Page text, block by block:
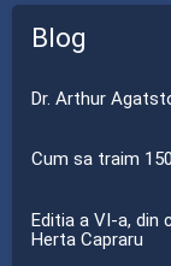
Blog
Dr. Arthur
Cum sa traim
Editia a VI-a, din
Herta Capraru